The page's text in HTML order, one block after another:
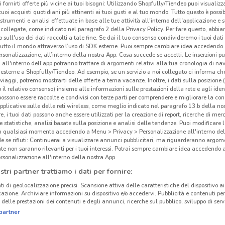
Kiko
fornirti offerte più vicine ai tuoi bisogni: Utilizzando Shopfully/Tiendeo puoi
acquisti quotidiani più attinenti ai tuoi gusti e al tuo mondo. Tutto questo è
e analisi effettuate in base alle tue attività all'interno dell'applicazione e
come indicato nel paragrafo 2 della Privacy Policy. Per fare questo,
sull'uso dei dati raccolti a tale fine. Se dai il tuo consenso condivideremo i tuoi dati
il mondo attraverso l’uso di SDK esterne. Puoi sempre cambiare idea accedendo
all’interno della nostra App. Cosa succede se accetti: Le inserzioni
all'interno dell’app potranno trattare di argomenti relativi alla tua cronologia di
a Shopfully/Tiendeo. Ad esempio, se un servizio a noi collegato ci informa
potremo mostrarti delle offerte a tema vacanze. Inoltre, i dati sulla posizione
il relativo consenso) insieme alle informazioni sulle prestazioni della rete e agli
essere raccolte e condivisi con terze parti per comprendere e migliorare la
sulle delle reti wireless, come meglio indicato nel paragrafo 13.b della
i tuoi dati possono anche essere utilizzati per la creazione di report, ricerche di
statistiche, analisi basate sulla posizione e analisi delle tendenze. Puoi modificare
qualsiasi momento accedendo a Menu > Privacy > Personalizzazione all'interno
se rifiuti: Continuerai a visualizzare annunci pubblicitari, ma riguarderanno
non saranno rilevanti per i tuoi interessi. Potrai sempre cambiare idea accedendo
all'interno della nostra App.
partner trattiamo i dati per fornire:
di geolocalizzazione precisi. Scansione attiva delle caratteristiche del dispositivo
Archiviare informazioni su dispositivo e/o accedervi. Pubblicità e contenuti
prestazioni dei contenuti e degli annunci, ricerche sul pubblico, sviluppo di